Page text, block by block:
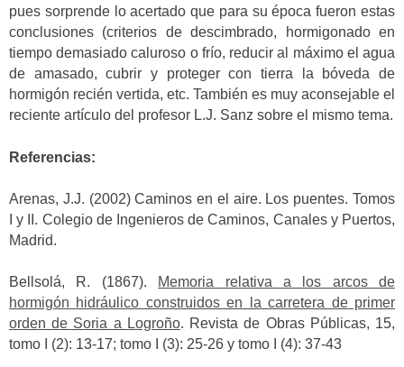
pues sorprende lo acertado que para su época fueron estas
conclusiones (criterios de descimbrado, hormigonado en
tiempo demasiado caluroso o frío, reducir al máximo el agua
de amasado, cubrir y proteger con tierra la bóveda de
hormigón recién vertida, etc. También es muy aconsejable el
reciente artículo del profesor L.J. Sanz sobre el mismo tema.
Referencias:
Arenas, J.J. (2002) Caminos en el aire. Los puentes. Tomos
I y II. Colegio de Ingenieros de Caminos, Canales y Puertos,
Madrid.
Bellsolá, R. (1867).
Memoria relativa a los arcos de
hormigón hidráulico construidos en la carretera de primer
orden de Soria a Logroño. Revista de Obras Públicas, 15,
tomo I (2): 13-17; tomo I (3): 25-26 y tomo I (4): 37-43